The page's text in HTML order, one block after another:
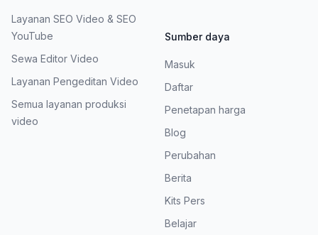
Layanan SEO Video & SEO
YouTube
Sewa Editor Video
Layanan Pengeditan Video
Semua layanan produksi
video
Sumber daya
Masuk
Daftar
Penetapan harga
Blog
Perubahan
Berita
Kits Pers
Belajar